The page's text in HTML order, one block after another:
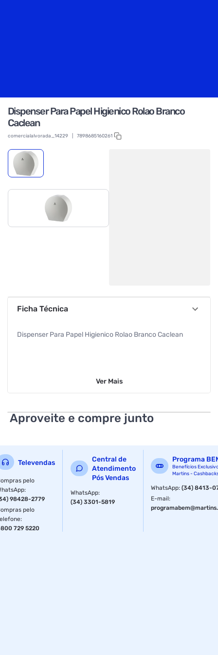
Dispenser Para Papel Higienico Rolao Branco
Caclean
comercialalvorada_14229 7898685160261
Ficha Técnica
Dispenser Para Papel Higienico Rolao Branco Caclean
Ver Mais
Aproveite e compre junto
Televendas
pelo
:
98428-2779
pelo
:
729 5220
Central de
Atendimento
Pós Vendas
WhatsApp:
(34) 3301-5819
Programa
Benefícios
Martins -
WhatsApp:(34) 8413-
E-mail: